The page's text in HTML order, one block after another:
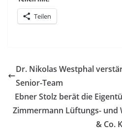
Teilen
Dr. Nikolas Westphal
Senior-Team
Ebner Stolz berät die
Zimmermann Lüftungs- und
& Co.